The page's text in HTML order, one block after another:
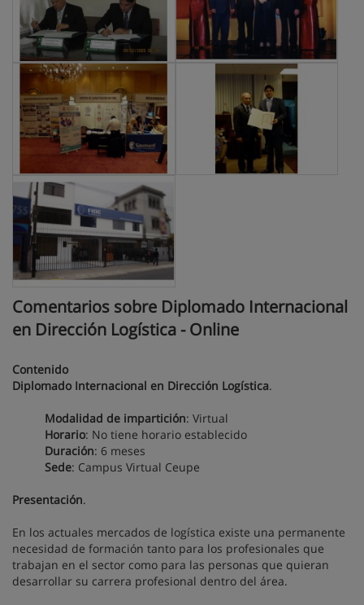
Comentarios sobre Diplomado Internacional
en Dirección Logística - Online
Contenido
Diplomado Internacional en Dirección Logística.
Modalidad de impartición: Virtual
Horario: No tiene horario establecido
Duración: 6 meses
Sede: Campus Virtual Ceupe
Presentación.
En los actuales mercados de logística existe una permanente
necesidad de formación tanto para los profesionales que
trabajan en el sector como para las personas que quieran
desarrollar su carrera profesional dentro del área.